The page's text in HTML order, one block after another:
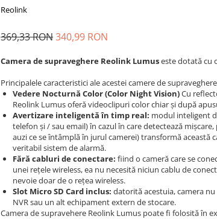
Reolink
369,33 RON340,99 RON
Camera de supraveghere Reolink Lumuseste dotată cu
Principalele caracteristici ale acestei camere de
Vedere Nocturnă Color (Color Night Vision)Cu
Reolink Lumus oferă videoclipuri color chiar și după
Avertizare inteligentă în timp real: modul inteligent
telefon și / sau email) în cazul în care detectează
auzi ce se întâmplă în jurul camerei) transformă această
veritabil sistem de alarmă.
Fără cabluri de conectare: fiind o cameră care se
unei rețele wireless, ea nu necesită niciun cablu de
nevoie doar de o rețea wireless.
Slot Micro SD Card inclus: datorită acestuia, camera
NVR sau un alt echipament extern de stocare.
Camera de supravehere Reolink Lumus poate fi folosită în